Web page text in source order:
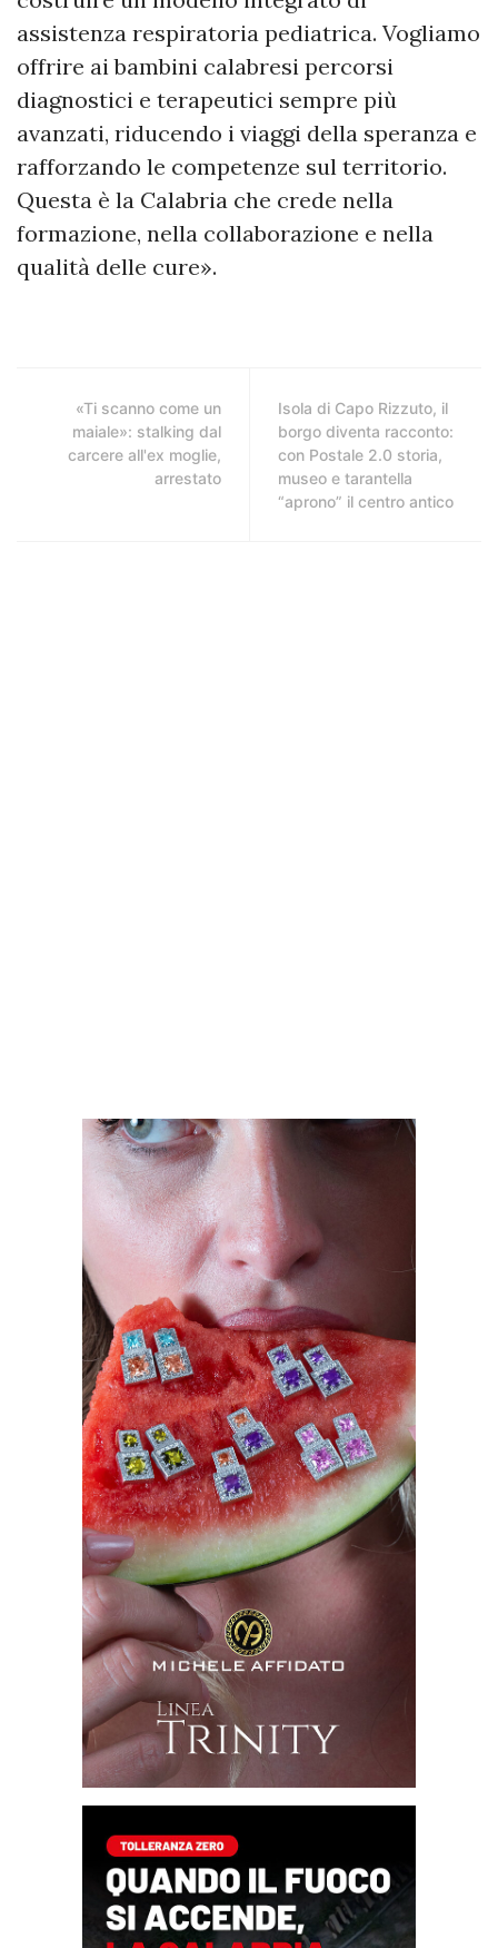
assistenza respiratoria pediatrica. Vogliamo
offrire ai bambini calabresi percorsi
diagnostici e terapeutici sempre più
avanzati, riducendo i viaggi della speranza e
rafforzando le competenze sul territorio.
Questa è la Calabria che crede nella
formazione, nella collaborazione e nella
qualità delle cure».
«Ti scanno come un
maiale»: stalking dal
carcere all'ex moglie,
arrestato
Isola di Capo Rizzuto, il
borgo diventa racconto:
con Postale 2.0 storia,
museo e tarantella
“aprono” il centro antico